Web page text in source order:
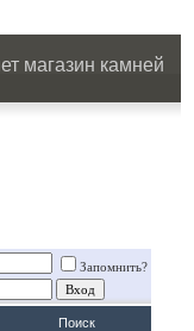
магазин камней
Запомнить?
Поиск